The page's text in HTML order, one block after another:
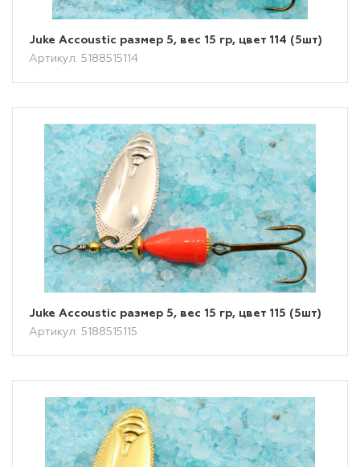
Juke Accoustic размер 5, вес 15 гр, цвет 114 (5шт)
Артикул: 5188515114
Juke Accoustic размер 5, вес 15 гр, цвет 115 (5шт)
Артикул: 5188515115